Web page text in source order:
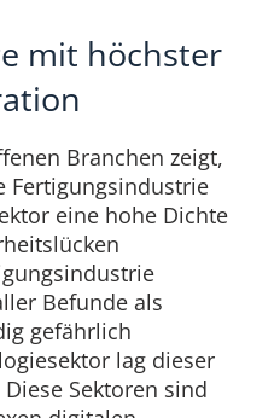
mit höchster
Branchen zeigt,
Fertigungsindustrie
eine hohe Dichte
Befunde als
gefährlich
lag dieser
Sektoren sind